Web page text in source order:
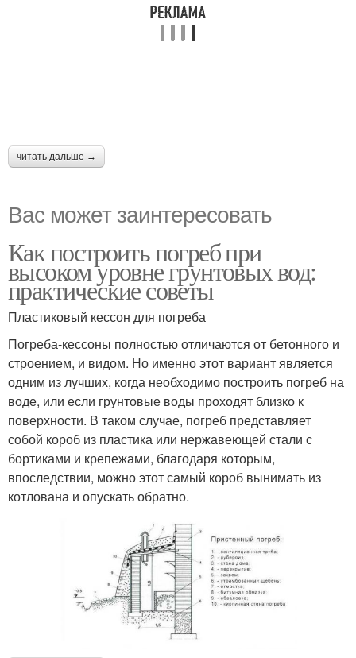
читать дальше →
Вас может заинтересовать
Как построить погреб при
высоком уровне грунтовых вод:
практические советы
Пластиковый кессон для погреба
Погреба-кессоны полностью отличаются от бетонного и
строением, и видом. Но именно этот вариант является
одним из лучших, когда необходимо построить погреб на
воде, или если грунтовые воды проходят близко к
поверхности. В таком случае, погреб представляет
собой короб из пластика или нержавеющей стали с
бортиками и крепежами, благодаря которым,
впоследствии, можно этот самый короб вынимать из
котлована и опускать обратно.